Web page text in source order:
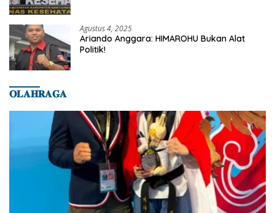
Agustus 4, 2025
Ariando Anggara: HIMAROHU Bukan Alat
Politik!
𝐎𝐋𝐀𝐇𝐑𝐀𝐆𝐀